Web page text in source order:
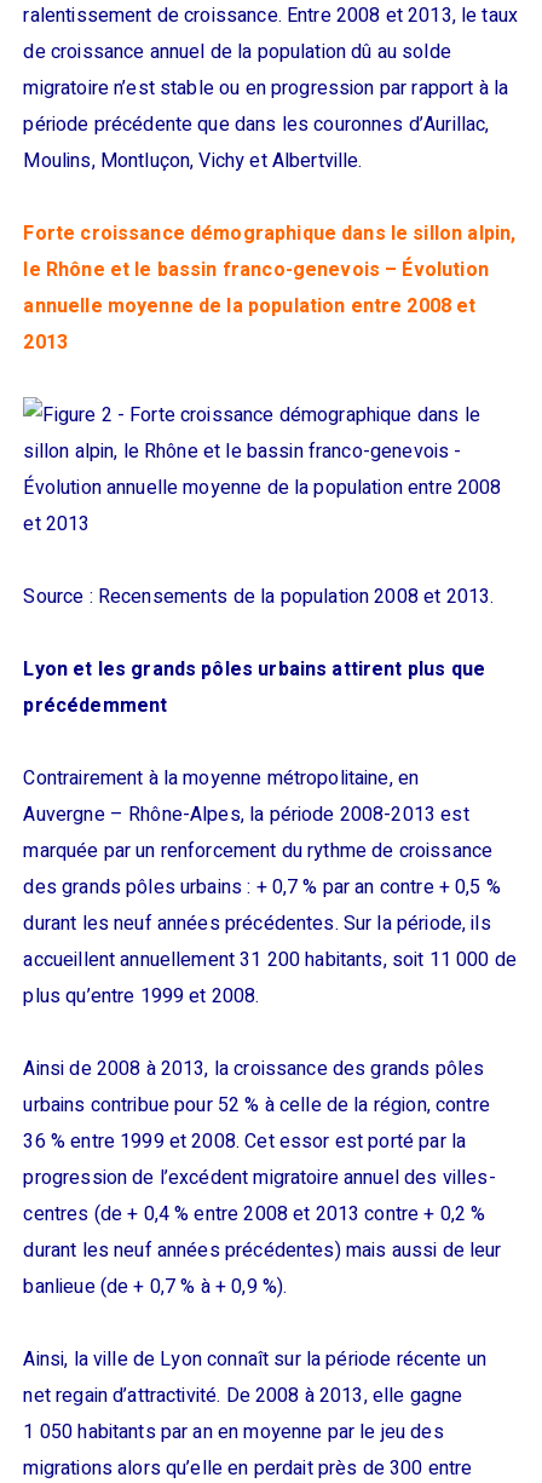
ralentissement de croissance. Entre 2008 et 2013, le taux
de croissance annuel de la population dû au solde
migratoire n’est stable ou en progression par rapport à la
période précédente que dans les couronnes d’Aurillac,
Moulins, Montluçon, Vichy et Albertville.
Forte croissance démographique dans le sillon alpin,
le Rhône et le bassin franco-genevois – Évolution
annuelle moyenne de la population entre 2008 et
2013
Source : Recensements de la population 2008 et 2013.
Lyon et les grands pôles urbains attirent plus que
précédemment
Contrairement à la moyenne métropolitaine, en
Auvergne – Rhône-Alpes, la période 2008-2013 est
marquée par un renforcement du rythme de croissance
des grands pôles urbains : + 0,7 % par an contre + 0,5 %
durant les neuf années précédentes. Sur la période, ils
accueillent annuellement 31 200 habitants, soit 11 000 de
plus qu’entre 1999 et 2008.
Ainsi de 2008 à 2013, la croissance des grands pôles
urbains contribue pour 52 % à celle de la région, contre
36 % entre 1999 et 2008. Cet essor est porté par la
progression de l’excédent migratoire annuel des villes-
centres (de + 0,4 % entre 2008 et 2013 contre + 0,2 %
durant les neuf années précédentes) mais aussi de leur
banlieue (de + 0,7 % à + 0,9 %).
Ainsi, la ville de Lyon connaît sur la période récente un
net regain d’attractivité. De 2008 à 2013, elle gagne
1 050 habitants par an en moyenne par le jeu des
migrations alors qu’elle en perdait près de 300 entre